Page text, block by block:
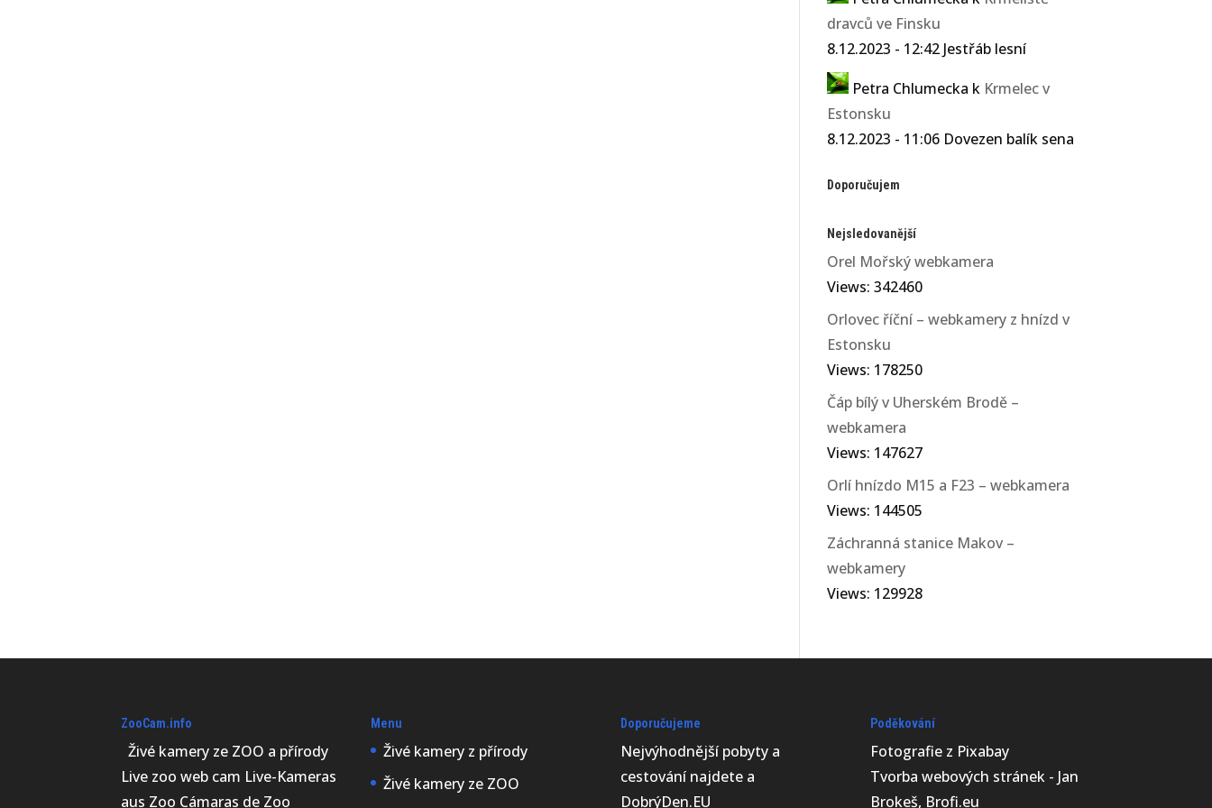
dravců ve Finsku
8.12.2023 - 12:42 Jestřáb lesní
Petra Chlumecka k Krmelec v
Estonsku
8.12.2023 - 11:06 Dovezen balík sena
Doporučujem
Nejsledovanější
Orel Mořský webkamera
Views: 342460
Orlovec říční – webkamery z hnízd v
Estonsku
Views: 178250
Čáp bílý v Uherském Brodě –
webkamera
Views: 147627
Orlí hnízdo M15 a F23 – webkamera
Views: 144505
Záchranná stanice Makov –
webkamery
Views: 129928
ZooCam.info
Živé kamery ze ZOO a přírody
Live zoo web cam Live-Kameras
aus Zoo Cámaras de Zoo
Menu
Živé kamery z přírody
Živé kamery ze ZOO
Doporučujeme
Nejvýhodnější pobyty a
cestování najdete a
DobrýDen.EU
Poděkování
Fotografie z Pixabay
Tvorba webových stránek - Jan
Brokeš, Brofi.eu